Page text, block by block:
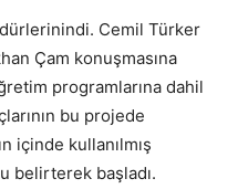
Cemil Türker
Çam konuşmasına
programlarına dahil
bu projede
içinde kullanılmış
belirterek başladı.